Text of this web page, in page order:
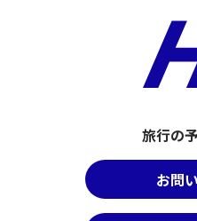
旅行の
お問